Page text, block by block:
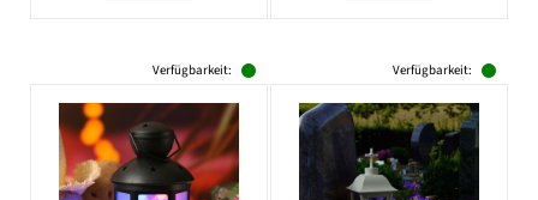
Verfügbarkeit: Verfügbarkeit: